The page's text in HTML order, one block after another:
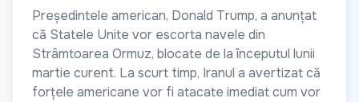
Președintele american, Donald Trump, a anunțat
că Statele Unite vor escorta navele din
Strâmtoarea Ormuz, blocate de la începutul lunii
martie curent. La scurt timp, Iranul a avertizat că
forțele americane vor fi atacate imediat cum vor